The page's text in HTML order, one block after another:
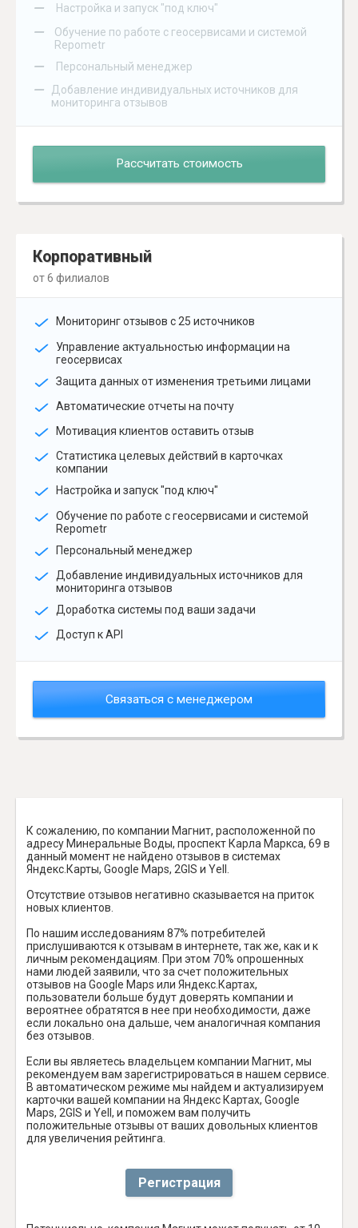
– Настройка и запуск "под ключ"
–
Обучение по работе с геосервисами и системой
Repometr
– Персональный менеджер
–
Добавление индивидуальных источников для
мониторинга отзывов
Рассчитать стоимость
Корпоративный
от 6 филиалов
Мониторинг отзывов с 25 источников
Управление актуальностью информации на
геосервисах
Защита данных от изменения третьими лицами
Автоматические отчеты на почту
Мотивация клиентов оставить отзыв
Статистика целевых действий в карточках
компании
Настройка и запуск "под ключ"
Обучение по работе с геосервисами и системой
Repometr
Персональный менеджер
Добавление индивидуальных источников для
мониторинга отзывов
Доработка системы под ваши задачи
Доступ к API
Связаться с менеджером
К сожалению, по компании Магнит, расположенной по
адресу Минеральные Воды, проспект Карла Маркса, 69 в
данный момент не найдено отзывов в системах
Яндекс.Карты, Google Maps, 2GIS и Yell.
Отсутствие отзывов негативно сказывается на приток
новых клиентов.
По нашим исследованиям 87% потребителей
прислушиваются к отзывам в интернете, так же, как и к
личным рекомендациям. При этом 70% опрошенных
нами людей заявили, что за счет положительных
отзывов на Google Maps или Яндекс.Картах,
пользователи больше будут доверять компании и
вероятнее обратятся в нее при необходимости, даже
если локально она дальше, чем аналогичная компания
без отзывов.
Если вы являетесь владельцем компании Магнит, мы
рекомендуем вам зарегистрироваться в нашем сервисе.
В автоматическом режиме мы найдем и актуализируем
карточки вашей компании на Яндекс Картах, Google
Maps, 2GIS и Yell, и поможем вам получить
положительные отзывы от ваших довольных клиентов
для увеличения рейтинга.
Регистрация